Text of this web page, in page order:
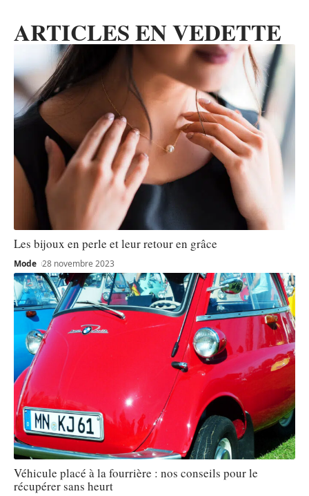
ARTICLES EN VEDETTE
Les bijoux en perle et leur retour en grâce
Mode 28 novembre 2023
Véhicule placé à la fourrière : nos conseils pour le
récupérer sans heurt